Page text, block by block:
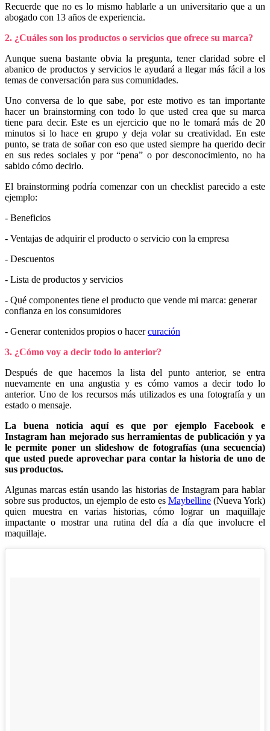
Recuerde que no es lo mismo hablarle a un universitario que a un
abogado con 13 años de experiencia.
2. ¿Cuáles son los productos o servicios que ofrece su marca?
Aunque suena bastante obvia la pregunta, tener claridad sobre el
abanico de productos y servicios le ayudará a llegar más fácil a los
temas de conversación para sus comunidades.
Uno conversa de lo que sabe, por este motivo es tan importante
hacer un brainstorming con todo lo que usted crea que su marca
tiene para decir. Este es un ejercicio que no le tomará más de 20
minutos si lo hace en grupo y deja volar su creatividad. En este
punto, se trata de soñar con eso que usted siempre ha querido decir
en sus redes sociales y por “pena” o por desconocimiento, no ha
sabido cómo decirlo.
El brainstorming podría comenzar con un checklist parecido a este
ejemplo:
- Beneficios
- Ventajas de adquirir el producto o servicio con la empresa
- Descuentos
- Lista de productos y servicios
- Qué componentes tiene el producto que vende mi marca: generar
confianza en los consumidores
- Generar contenidos propios o hacercuración
3. ¿Cómo voy a decir todo lo anterior?
Después de que hacemos la lista del punto anterior, se entra
nuevamente en una angustia y es cómo vamos a decir todo lo
anterior. Uno de los recursos más utilizados es una fotografía y un
estado o mensaje.
La buena noticia aquí es que por ejemplo Facebook e
Instagram han mejorado sus herramientas de publicación y ya
le permite poner un slideshow de fotografías (una secuencia)
que usted puede aprovechar para contar la historia de uno de
sus productos.
Algunas marcas están usando las historias de Instagram para hablar
sobre sus productos, un ejemplo de esto es Maybelline (Nueva York)
quien muestra en varias historias, cómo lograr un maquillaje
impactante o mostrar una rutina del día a día que involucre el
maquillaje.